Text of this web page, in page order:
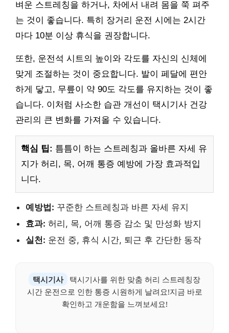
벼운 스트레칭을 하거나, 차에서 내려 몸을 쭉 펴주
는 것이 좋습니다. 특히 장거리 운전 시에는 2시간
마다 10분 이상 휴식을 권장합니다.
또한, 운전석 시트의 높이와 각도를 자신의 신체에
맞게 조절하는 것이 중요합니다. 발이 페달에 편안
하게 닿고, 무릎이 약 90도 각도를 유지하는 것이 좋
습니다. 이처럼 사소한 습관 개선이 택시기사 건강
관리의 큰 변화를 가져올 수 있습니다.
핵심 팁: 틈틈이 하는 스트레칭과 올바른 자세 유
지가 허리, 목, 어깨 통증 예방에 가장 효과적입
니다.
예방법: 꾸준한 스트레칭과 바른 자세 유지
효과: 허리, 목, 어깨 통증 감소 및 만성화 방지
실천: 운전 중, 휴식 시간, 퇴근 후 간단한 동작
택시기사
택시기사를 위한 맞춤 허리 스트레칭장
시간 운전으로 인한 통증 시원하게 날려요!지금 바로
확인하고 개운함을 느껴보세요!